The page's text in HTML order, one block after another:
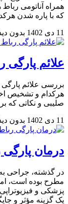
همراه آناتومی
که با پاره شدن
11 دی 1402 بدون
علائم پارگی
بررسی علائم پارگی
هرکدام و تشخیص
صلیبی و نکاتی که
11 دی 1402 بدون
درمان
در گذشته، جراحی
مطرح بوده است،
پزشکی و
یک گزینه مؤثر و